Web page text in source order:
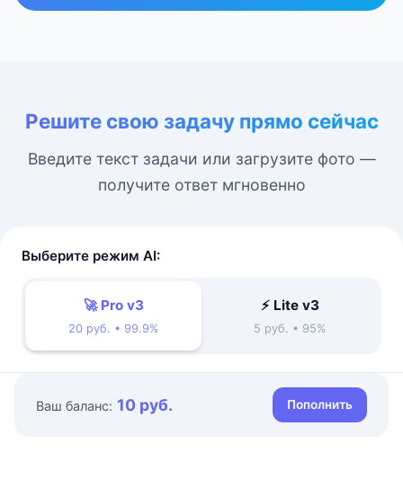
Решите свою задачу прямо сейчас
Введите текст задачи или загрузите фото —
получите ответ мгновенно
Выберите режим AI:
🚀 Pro v3
20 руб. • 99.9%
⚡ Lite v3
5 руб. • 95%
Ваш баланс: 10 руб. Пополнить